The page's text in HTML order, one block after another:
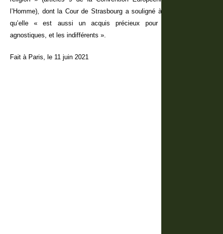
l’Homme), dont la Cour de Strasbourg a souligné à maintes reprises
qu’elle « est aussi un acquis précieux pour les athées, les
agnostiques, et les indifférents ».
Fait à Paris, le 11 juin 2021